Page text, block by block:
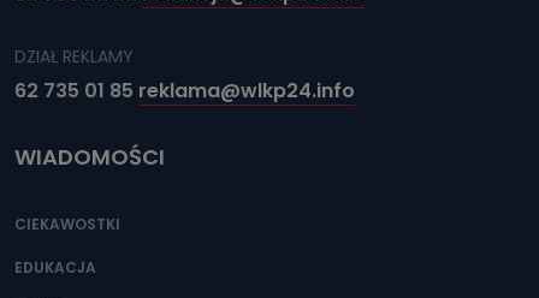
DZIAŁ REKLAMY
62 735 01 85 reklama@wlkp24.info
WIADOMOŚCI
CIEKAWOSTKI
EDUKACJA